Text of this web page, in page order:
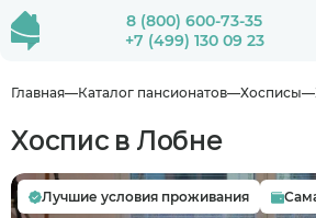
8 (800) 600-73-35
+7 (499) 130 09 23
Главная Каталог пансионатов Хосписы
Хоспис в Лобне
Лучшие условия проживания